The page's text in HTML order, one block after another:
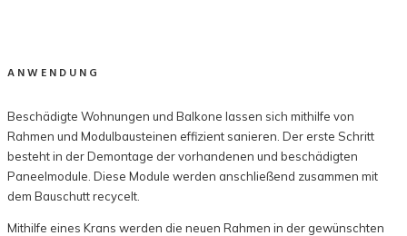
ANWENDUNG
Beschädigte Wohnungen und Balkone lassen sich mithilfe von
Rahmen und Modulbausteinen effizient sanieren. Der erste Schritt
besteht in der Demontage der vorhandenen und beschädigten
Paneelmodule. Diese Module werden anschließend zusammen mit
dem Bauschutt recycelt.
Mithilfe eines Krans werden die neuen Rahmen in der gewünschten